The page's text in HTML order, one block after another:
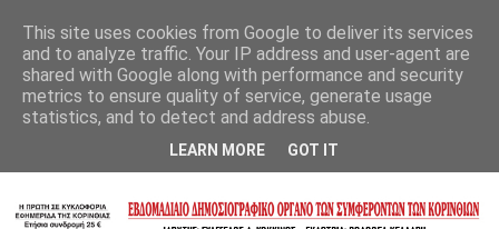
This site uses cookies from Google to deliver its services
and to analyze traffic. Your IP address and user-agent are
shared with Google along with performance and security
metrics to ensure quality of service, generate usage
statistics, and to detect and address abuse.
LEARN MORE GOT IT